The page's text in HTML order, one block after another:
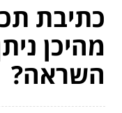
כתיבת
מהיכן
השראה?